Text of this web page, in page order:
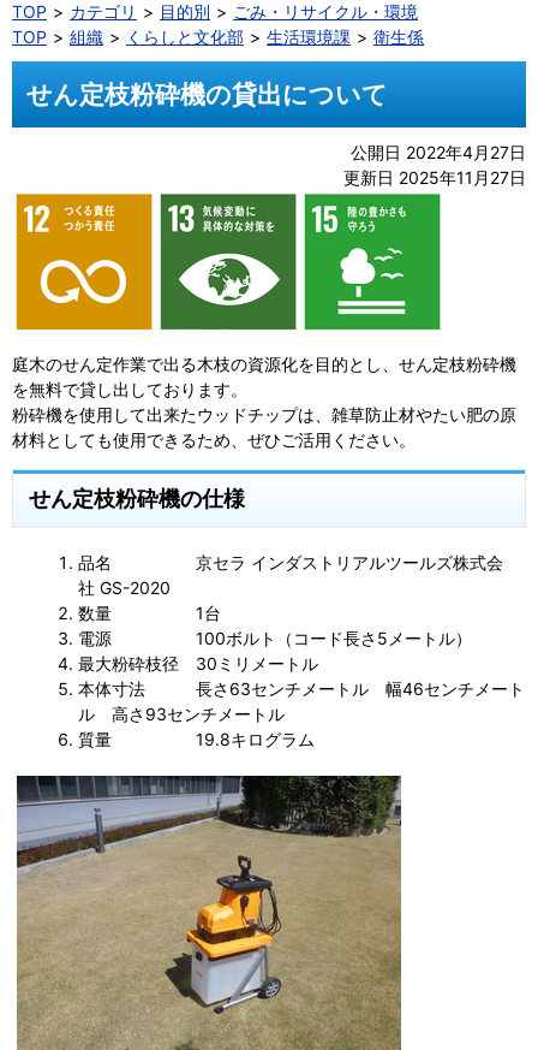
TOP
カテゴリ 目的別
ごみ・リサイクル・環境
TOP
組織 くらしと文化部 生活環境課 衛生係
せん定枝粉砕機の貸出について
公開日 2022年4月27日
更新日 2025年11月27日
庭木のせん定作業で出る木枝の資源化を目的とし、せん定枝粉砕機
を無料で貸し出しております。
粉砕機を使用して出来たウッドチップは、雑草防止材やたい肥の原
材料としても使用できるため、ぜひご活用ください。
せん定枝粉砕機の仕様
品名 京セラ インダストリアルツールズ株式会
社 GS-2020
数量 1台
電源 100ボルト（コード長さ5メートル）
最大粉砕枝径 30ミリメートル
本体寸法 長さ63センチメートル 幅46センチメート
ル 高さ93センチメートル
質量 19.8キログラム